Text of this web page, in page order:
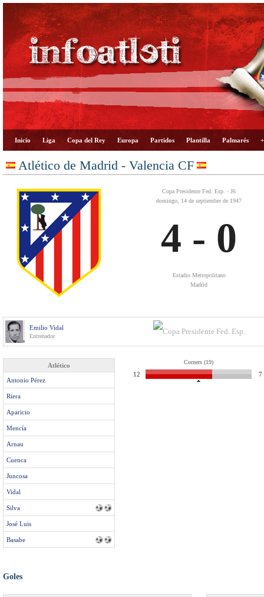
Inicio Liga Copa del Rey Europa Partidos Plantilla Palmarés
Atlético de Madrid - Valencia CF
Copa Presidente Fed. Esp. - J6
domingo, 14 de septiembre de 1947
4 - 0
Estadio Metropolitano
Madrid
Emilio Vidal
Entrenador
Atlético
Antonio Pérez
Riera
Aparicio
Mencía
Arnau
Cuenca
Juncosa
Vidal
Silva
José Luis
Basabe
Corners (19)
12 7
Goles